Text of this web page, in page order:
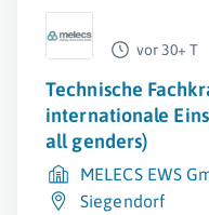
vor 30+ T
Technische
internationale
all genders)
MELECS EWS
Siegendorf